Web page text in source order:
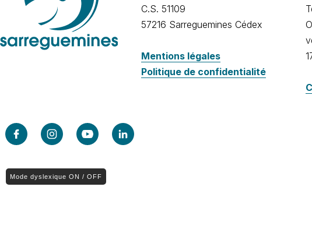
C.S. 51109
57216 Sarreguemines Cédex
Mentions légales
Politique de confidentialité
Mode dyslexique ON / OFF